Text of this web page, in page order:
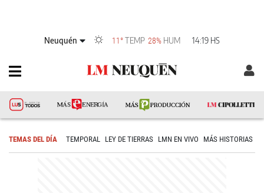
Neuquén 11°TEMP 28% HUM 14:19 HS
TEMAS DEL DÍA TEMPORAL LEY DE TIERRAS LMN EN VIVO MÁS HISTORIAS